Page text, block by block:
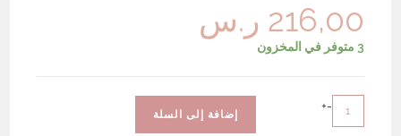
216,00 ر.س
3 متوفر في المخزون
كمية
توزيعات
-
+
إضافة إلى السلة